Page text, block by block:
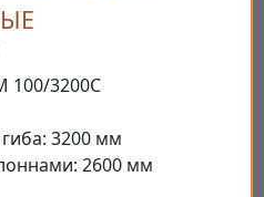
100/3200C
3200 мм
2600 мм